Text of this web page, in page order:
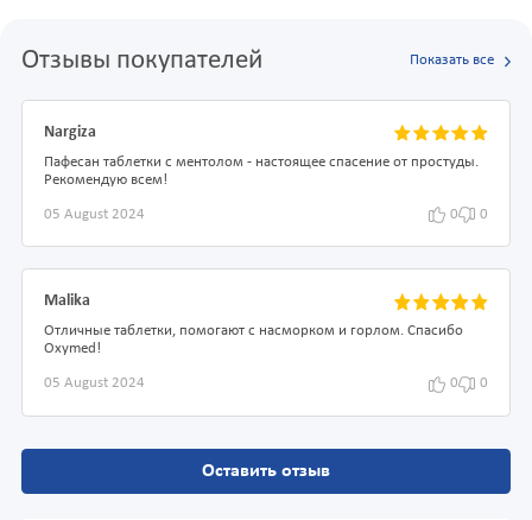
Отзывы покупателей Показать все
Nargiza
Пафесан таблетки с ментолом - настоящее спасение от простуды.
Рекомендую всем!
05 August 2024 0 0
Malika
Отличные таблетки, помогают с насморком и горлом. Спасибо
Oxymed!
05 August 2024 0 0
Оставить отзыв